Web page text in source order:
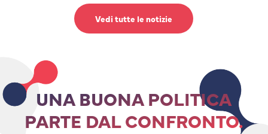
Vedi tutte le notizie
UNA BUONA POLITICA
PARTE DAL CONFRONTO.